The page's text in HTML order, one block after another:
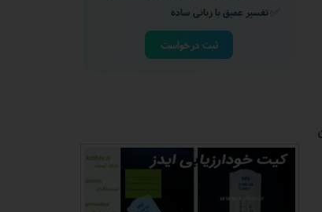
تفسیر عمیق با زبانی ساده
ثبت درخواست